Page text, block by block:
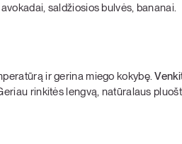
saldžiosios bulvės, bananai.
ir gerina miego kokybę.
rinkitės lengvą, natūralaus